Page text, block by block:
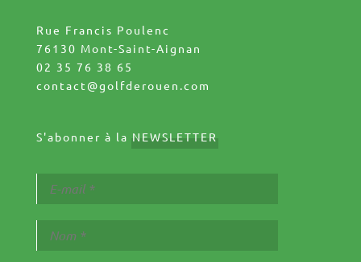
Rue Francis Poulenc
76130 Mont-Saint-Aignan
02 35 76 38 65
contact@golfderouen.com
S'abonner à la NEWSLETTER